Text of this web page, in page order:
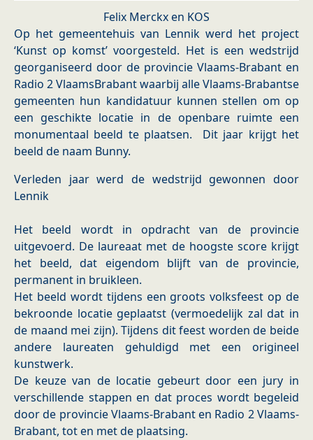
Felix Merckx en KOS
Op het gemeentehuis van Lennik werd het project
‘Kunst op komst’ voorgesteld. Het is een wedstrijd
georganiseerd door de provincie Vlaams-Brabant en
Radio 2 Vlaams­Brabant waarbij alle Vlaams-Brabantse
gemeenten hun kandidatuur kunnen stellen om op
een geschikte locatie in de openbare ruimte een
monumentaal beeld te plaatsen. Dit jaar krijgt het
beeld de naam Bunny.
Verleden jaar werd de wedstrijd gewonnen door
Lennik
Het beeld wordt in opdracht van de provincie
uitgevoerd. De laureaat met de hoogste score krijgt
het beeld, dat eigendom blijft van de provincie,
permanent in bruikleen.
Het beeld wordt tijdens een groots volksfeest op de
bekroonde locatie geplaatst (vermoedelijk zal dat in
de maand mei zijn). Tijdens dit feest worden de beide
andere laureaten gehuldigd met een origineel
kunstwerk.
De keuze van de locatie gebeurt door een jury in
verschillende stappen en dat proces wordt begeleid
door de provincie Vlaams-Brabant en Radio 2 Vlaams­
Brabant, tot en met de plaatsing.